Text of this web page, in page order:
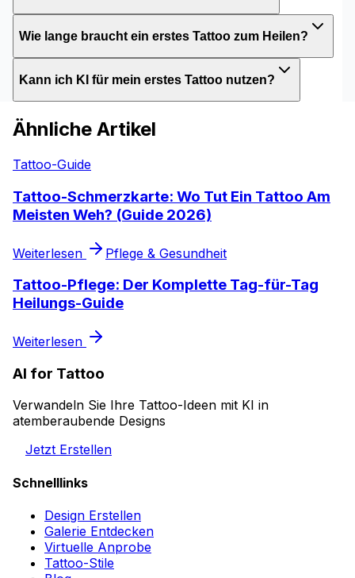
Wie lange braucht ein erstes Tattoo zum Heilen?
Kann ich KI für mein erstes Tattoo nutzen?
Ähnliche Artikel
Tattoo-Guide
Tattoo-Schmerzkarte: Wo Tut Ein Tattoo Am
Meisten Weh? (Guide 2026)
Weiterlesen Pflege & Gesundheit
Tattoo-Pflege: Der Komplette Tag-für-Tag
Heilungs-Guide
Weiterlesen
AI for Tattoo
Verwandeln Sie Ihre Tattoo-Ideen mit KI in
atemberaubende Designs
Jetzt Erstellen
Schnelllinks
Design Erstellen
Galerie Entdecken
Virtuelle Anprobe
Tattoo-Stile